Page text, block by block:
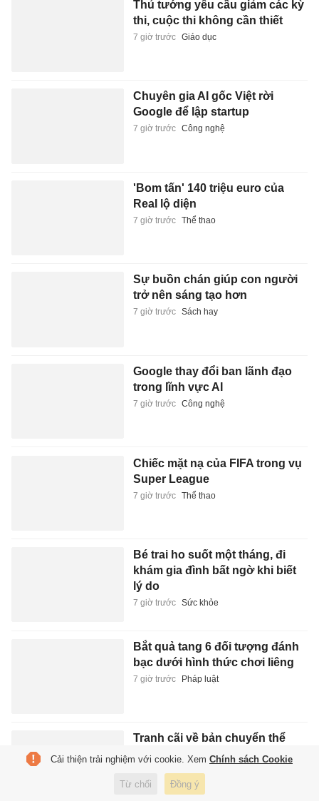
Thủ tướng yêu cầu giảm các kỳ
thi, cuộc thi không cần thiết
7 giờ trước Giáo dục
Chuyên gia AI gốc Việt rời
Google để lập startup
7 giờ trước Công nghệ
'Bom tấn' 140 triệu euro của
Real lộ diện
7 giờ trước Thể thao
Sự buồn chán giúp con người
trở nên sáng tạo hơn
7 giờ trước Sách hay
Google thay đổi ban lãnh đạo
trong lĩnh vực AI
7 giờ trước Công nghệ
Chiếc mặt nạ của FIFA trong vụ
Super League
7 giờ trước Thể thao
Bé trai ho suốt một tháng, đi
khám gia đình bất ngờ khi biết
lý do
7 giờ trước Sức khỏe
Bắt quả tang 6 đối tượng đánh
bạc dưới hình thức chơi liêng
7 giờ trước Pháp luật
Tranh cãi về bản chuyển thể
'Trăm năm cô đơn'
Cải thiện trải nghiệm với cookie. Xem Chính sách Cookie
Từ chối Đồng ý